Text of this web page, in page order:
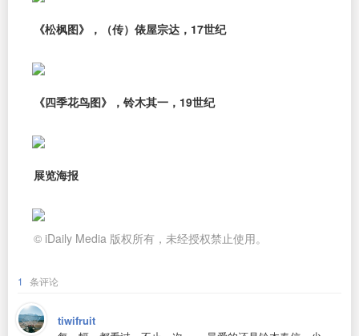
《松枫图》，（传）俵屋宗达，17世纪
《四季花鸟图》，铃木其一，19世纪
展览海报
© iDaily Media 版权所有，未经授权禁止使用。
1 条评论
tiwifruit